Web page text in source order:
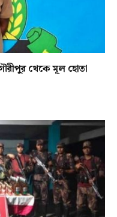
থেকে মূল হোতা